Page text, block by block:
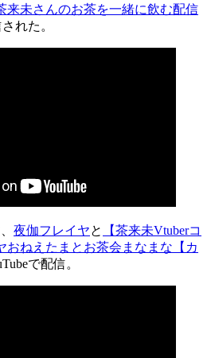
来未さんのお茶を一緒に飲む配信
れた。
夜伽フレイヤと
【茶来未Vtuberコ
おねえたまとお茶会まなまな【カ
で配信。